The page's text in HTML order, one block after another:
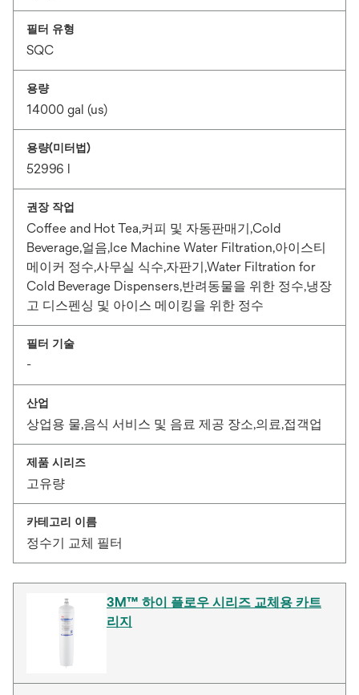
필터 유형
SQC
용량
14000 gal (us)
용량(미터법)
52996 l
권장 작업
Coffee and Hot Tea,커피 및 자동판매기,Cold
Beverage,얼음,Ice Machine Water Filtration,아이스티
메이커 정수,사무실 식수,자판기,Water Filtration for
Cold Beverage Dispensers,반려동물을 위한 정수,냉장
고 디스펜싱 및 아이스 메이킹을 위한 정수
필터 기술
-
산업
상업용 물,음식 서비스 및 음료 제공 장소,의료,접객업
제품 시리즈
고유량
카테고리 이름
정수기 교체 필터
3M™ 하이 플로우 시리즈 교체용 카트
리지